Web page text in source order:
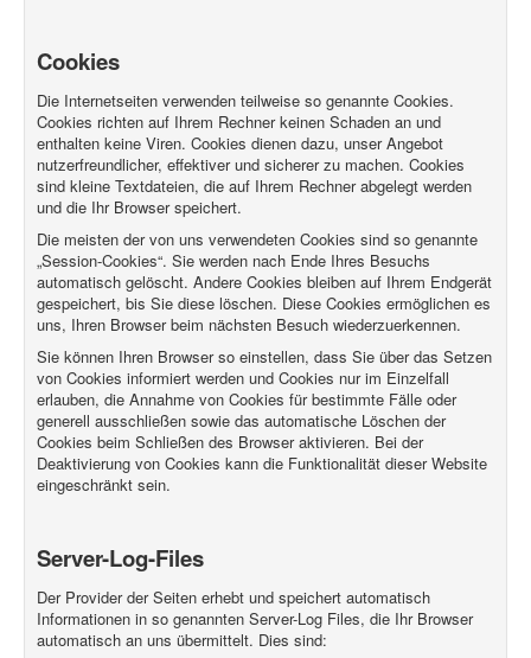
Cookies
Die Internetseiten verwenden teilweise so genannte Cookies.
Cookies richten auf Ihrem Rechner keinen Schaden an und
enthalten keine Viren. Cookies dienen dazu, unser Angebot
nutzerfreundlicher, effektiver und sicherer zu machen. Cookies
sind kleine Textdateien, die auf Ihrem Rechner abgelegt werden
und die Ihr Browser speichert.
Die meisten der von uns verwendeten Cookies sind so genannte
„Session-Cookies“. Sie werden nach Ende Ihres Besuchs
automatisch gelöscht. Andere Cookies bleiben auf Ihrem Endgerät
gespeichert, bis Sie diese löschen. Diese Cookies ermöglichen es
uns, Ihren Browser beim nächsten Besuch wiederzuerkennen.
Sie können Ihren Browser so einstellen, dass Sie über das Setzen
von Cookies informiert werden und Cookies nur im Einzelfall
erlauben, die Annahme von Cookies für bestimmte Fälle oder
generell ausschließen sowie das automatische Löschen der
Cookies beim Schließen des Browser aktivieren. Bei der
Deaktivierung von Cookies kann die Funktionalität dieser Website
eingeschränkt sein.
Server-Log-Files
Der Provider der Seiten erhebt und speichert automatisch
Informationen in so genannten Server-Log Files, die Ihr Browser
automatisch an uns übermittelt. Dies sind: